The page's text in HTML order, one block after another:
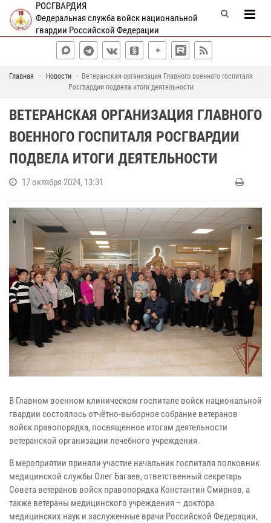
РОСГВАРДИЯ
Федеральная служба войск национальной
гвардии Российской Федерации
Главная Новости
Ветеранская организация Главного военного госпиталя
Росгвардии подвела итоги деятельности
ВЕТЕРАНСКАЯ ОРГАНИЗАЦИЯ ГЛАВНОГО
ВОЕННОГО ГОСПИТАЛЯ РОСГВАРДИИ
ПОДВЕЛА ИТОГИ ДЕЯТЕЛЬНОСТИ
17 октября 2024, 13:31
В Главном военном клиническом госпитале войск национальной
гвардии состоялось отчётно-выборное собрание ветеранов
войск правопорядка, посвященное итогам деятельности
ветеранской организации лечебного учреждения.
В мероприятии приняли участие начальник госпиталя полковник
медицинской службы Олег Багаев, ответственный секретарь
Совета ветеранов войск правопорядка Константин Смирнов, а
также ветераны медицинского учреждения – доктора
медицинских наук и заслуженные врачи Российской Федерации,